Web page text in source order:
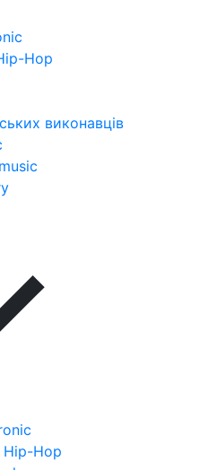
Hop
виконавців
Hip-Hop